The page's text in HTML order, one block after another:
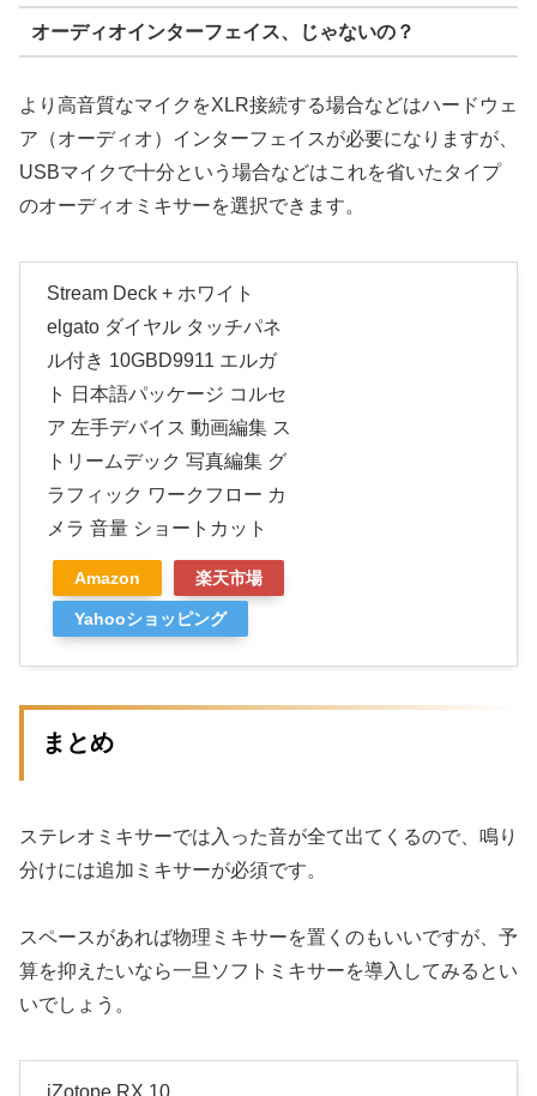
オーディオインターフェイス、じゃないの？
より高音質なマイクをXLR接続する場合などはハードウェ
ア（オーディオ）インターフェイスが必要になりますが、
USBマイクで十分という場合などはこれを省いたタイプ
のオーディオミキサーを選択できます。
Stream Deck + ホワイト
elgato ダイヤル タッチパネ
ル付き 10GBD9911 エルガ
ト 日本語パッケージ コルセ
ア 左手デバイス 動画編集 ス
トリームデック 写真編集 グ
ラフィック ワークフロー カ
メラ 音量 ショートカット
Amazon 楽天市場
Yahooショッピング
まとめ
ステレオミキサーでは入った音が全て出てくるので、鳴り
分けには追加ミキサーが必須です。
スペースがあれば物理ミキサーを置くのもいいですが、予
算を抑えたいなら一旦ソフトミキサーを導入してみるとい
いでしょう。